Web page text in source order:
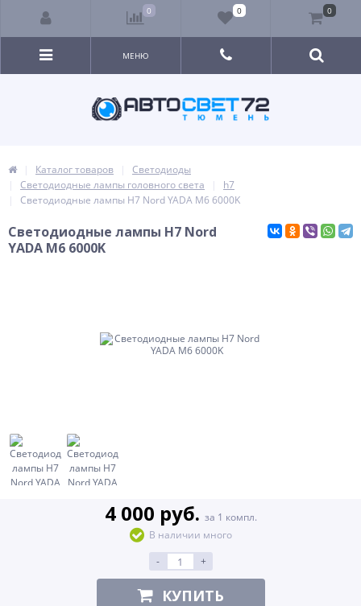
МЕНЮ
Каталог товаров
Светодиоды
Светодиодные лампы головного света
h7
Светодиодные лампы H7 Nord YADA M6 6000K
Светодиодные лампы H7 Nord
YADA M6 6000K
4 000 руб. за 1 компл.
В наличии много
-
+
КУПИТЬ
0 0 0